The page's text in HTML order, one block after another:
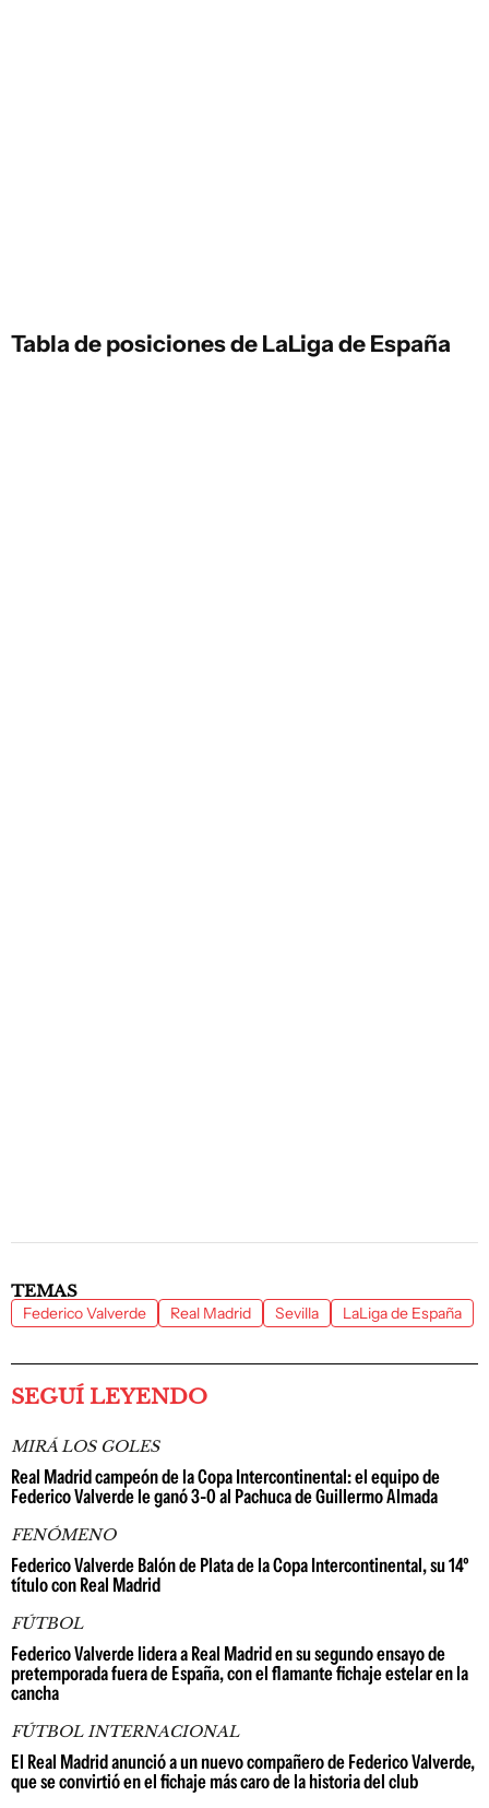
Tabla de posiciones de LaLiga de España
TEMAS
Federico Valverde Real Madrid Sevilla LaLiga de España
SEGUÍ LEYENDO
MIRÁ LOS GOLES
Real Madrid campeón de la Copa Intercontinental: el equipo de
Federico Valverde le ganó 3-0 al Pachuca de Guillermo Almada
FENÓMENO
Federico Valverde Balón de Plata de la Copa Intercontinental, su 14º
título con Real Madrid
FÚTBOL
Federico Valverde lidera a Real Madrid en su segundo ensayo de
pretemporada fuera de España, con el flamante fichaje estelar en la
cancha
FÚTBOL INTERNACIONAL
El Real Madrid anunció a un nuevo compañero de Federico Valverde,
que se convirtió en el fichaje más caro de la historia del club